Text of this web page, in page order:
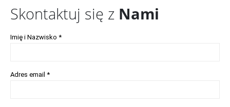
Skontaktuj się z Nami
Imię i Nazwisko *
Adres email *